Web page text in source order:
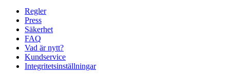
Regler
Press
Säkerhet
FAQ
Vad är nytt?
Kundservice
Integritetsinställningar